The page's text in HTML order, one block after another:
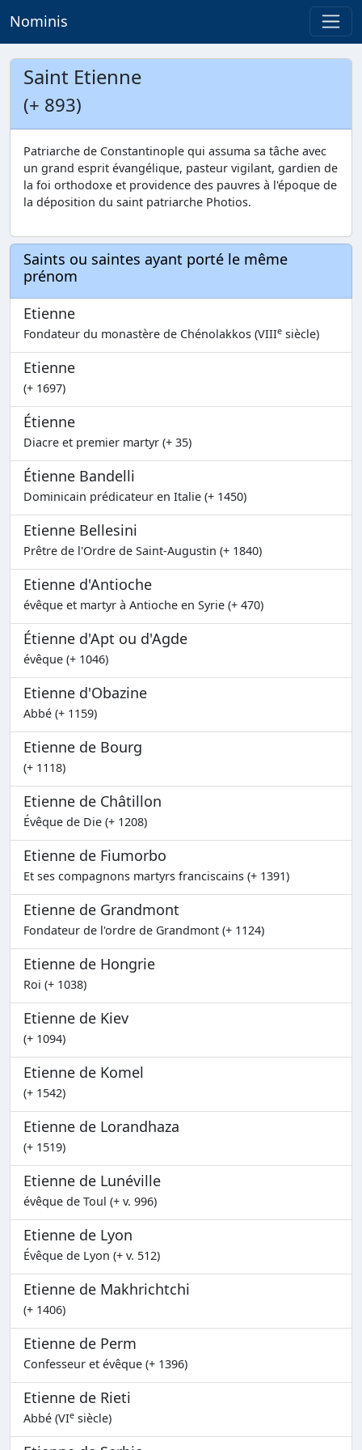
Nominis
Saint Etienne
(+ 893)
Patriarche de Constantinople qui assuma sa tâche avec
un grand esprit évangélique, pasteur vigilant, gardien de
la foi orthodoxe et providence des pauvres à l'époque de
la déposition du saint patriarche Photios.
Saints ou saintes ayant porté le même
prénom
Etienne
Fondateur du monastère de Chénolakkos (VIIIe siècle)
Etienne
(+ 1697)
Étienne
Diacre et premier martyr (+ 35)
Étienne Bandelli
Dominicain prédicateur en Italie (+ 1450)
Etienne Bellesini
Prêtre de l'Ordre de Saint-Augustin (+ 1840)
Etienne d'Antioche
évêque et martyr à Antioche en Syrie (+ 470)
Étienne d'Apt ou d'Agde
évêque (+ 1046)
Etienne d'Obazine
Abbé (+ 1159)
Etienne de Bourg
(+ 1118)
Etienne de Châtillon
Évêque de Die (+ 1208)
Etienne de Fiumorbo
Et ses compagnons martyrs franciscains (+ 1391)
Etienne de Grandmont
Fondateur de l'ordre de Grandmont (+ 1124)
Etienne de Hongrie
Roi (+ 1038)
Etienne de Kiev
(+ 1094)
Etienne de Komel
(+ 1542)
Etienne de Lorandhaza
(+ 1519)
Etienne de Lunéville
évêque de Toul (+ v. 996)
Etienne de Lyon
Évêque de Lyon (+ v. 512)
Etienne de Makhrichtchi
(+ 1406)
Etienne de Perm
Confesseur et évêque (+ 1396)
Etienne de Rieti
Abbé (VIe siècle)